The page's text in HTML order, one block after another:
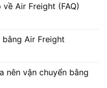
Air Freight (FAQ)
Air Freight
nên vận chuyển bằng